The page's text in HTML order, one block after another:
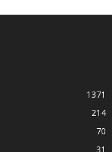
1371
214
70
31